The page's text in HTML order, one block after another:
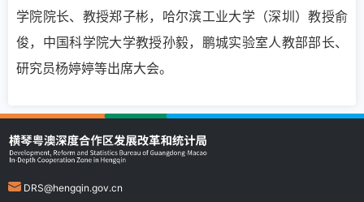
学院院长、教授郑子彬，哈尔滨工业大学（深圳）教授俞
俊，中国科学院大学教授孙毅，鹏城实验室人教部部长、
研究员杨婷婷等出席大会。
DRS@hengqin.gov.cn